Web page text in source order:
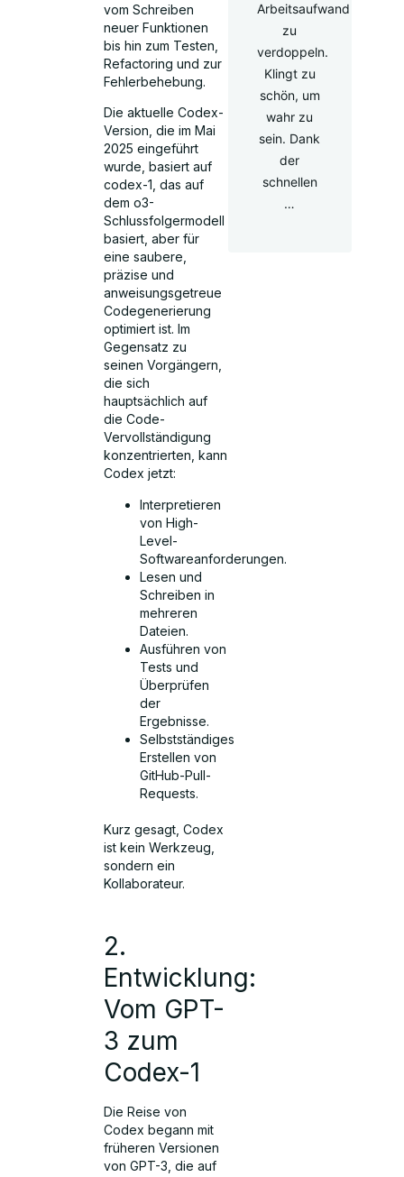
vom Schreiben
neuer Funktionen
bis hin zum Testen,
Refactoring und zur
Fehlerbehebung.
Die aktuelle Codex-
Version, die im Mai
2025 eingeführt
wurde, basiert auf
codex-1, das auf
dem o3-
Schlussfolgermodell
basiert, aber für
eine saubere,
präzise und
anweisungsgetreue
Codegenerierung
optimiert ist. Im
Gegensatz zu
seinen Vorgängern,
die sich
hauptsächlich auf
die Code-
Vervollständigung
konzentrierten, kann
Codex jetzt:
Interpretieren
von High-
Level-
Softwareanforderungen.
Lesen und
Schreiben in
mehreren
Dateien.
Ausführen von
Tests und
Überprüfen
der
Ergebnisse.
Selbstständiges
Erstellen von
GitHub-Pull-
Requests.
Kurz gesagt, Codex
ist kein Werkzeug,
sondern ein
Kollaborateur.
2.
Entwicklung:
Vom GPT-
3 zum
Codex-1
Die Reise von
Codex begann mit
früheren Versionen
von GPT-3, die auf
Arbeitsaufwand
zu
verdoppeln.
Klingt zu
schön, um
wahr zu
sein. Dank
der
schnellen
…